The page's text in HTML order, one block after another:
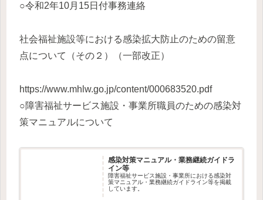
○令和2年10月15日付事務連絡
社会福祉施設等における感染拡大防止のための留意
点について（その２）（一部改正）
https://www.mhlw.go.jp/content/000683520.pdf
○障害福祉サービス施設・事業所職員のための感染対
策マニュアルについて
感染対策マニュアル・業務継続ガイドラ
イン等
障害福祉サービス施設・事業所における感染対
策マニュアル・業務継続ガイドライン等を掲載
しています。